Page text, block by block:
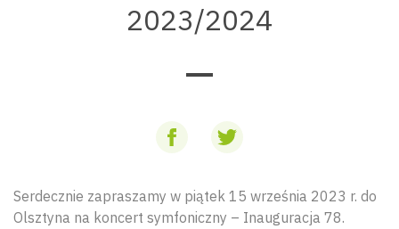
2023/2024
Serdecznie zapraszamy w piątek 15 września 2023 r. do
Olsztyna na koncert symfoniczny – Inauguracja 78.